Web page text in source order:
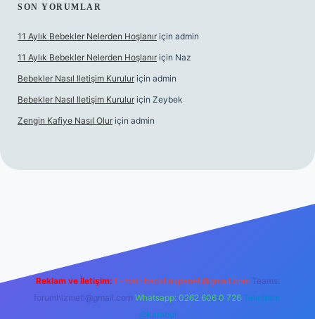
SON YORUMLAR
11 Aylık Bebekler Nelerden Hoşlanır için admin
11 Aylık Bebekler Nelerden Hoşlanır için Naz
Bebekler Nasıl Iletişim Kurulur için admin
Bebekler Nasıl Iletişim Kurulur için Zeybek
Zengin Kafiye Nasıl Olur için admin
Reklam ve İletişim: E-mail: backlinkpaneli@gmail.com Teams:
forumhizmeti@gmail.com Whatsapp: 0262 606 0 726 Telegram:
@karabul